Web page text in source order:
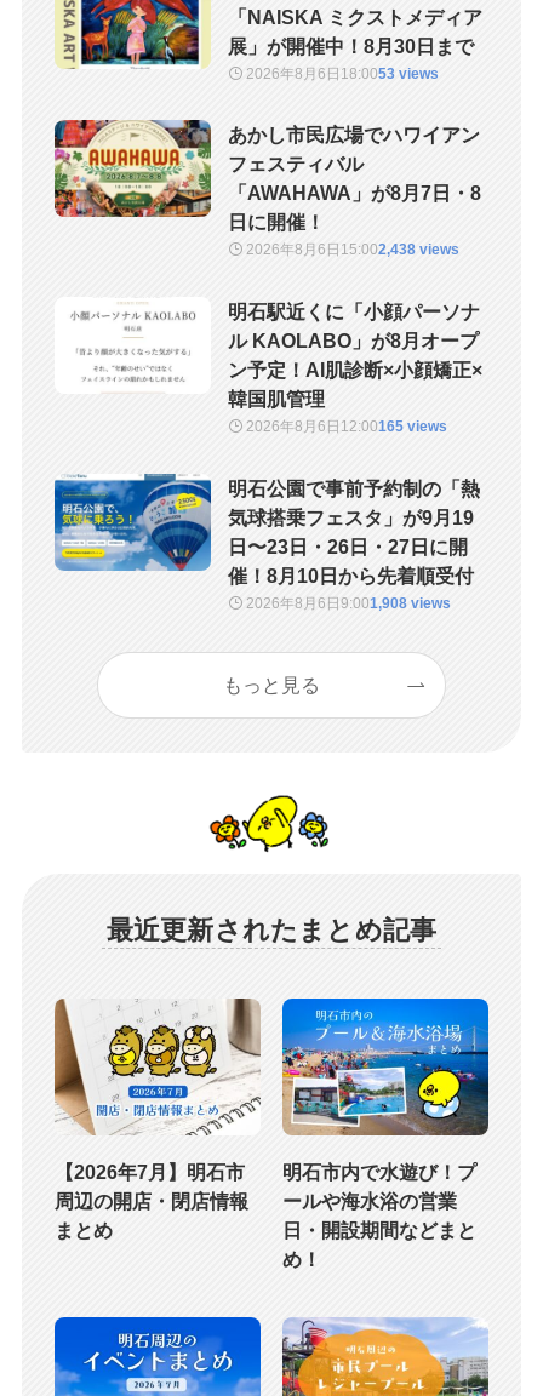
「NAISKA ミクストメディア
展」が開催中！8月30日まで
2026年8月6日 18:0053 views
あかし市民広場でハワイアン
フェスティバル
「AWAHAWA」が8月7日・8
日に開催！
2026年8月6日 15:002,438 views
明石駅近くに「小顔パーソナ
ル KAOLABO」が8月オープ
ン予定！AI肌診断×小顔矯正×
韓国肌管理
2026年8月6日 12:00165 views
明石公園で事前予約制の「熱
気球搭乗フェスタ」が9月19
日〜23日・26日・27日に開
催！8月10日から先着順受付
2026年8月6日9:001,908 views
もっと見る
最近更新されたまとめ記事
【2026年7月】明石市
周辺の開店・閉店情報
まとめ
明石市内で水遊び！プ
ールや海水浴の営業
日・開設期間などまと
め！